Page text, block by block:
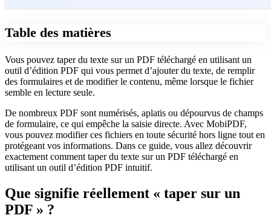
Table des matières
Vous pouvez taper du texte sur un PDF téléchargé en utilisant un
outil d’édition PDF qui vous permet d’ajouter du texte, de remplir
des formulaires et de modifier le contenu, même lorsque le fichier
semble en lecture seule.
De nombreux PDF sont numérisés, aplatis ou dépourvus de champs
de formulaire, ce qui empêche la saisie directe. Avec MobiPDF,
vous pouvez modifier ces fichiers en toute sécurité hors ligne tout en
protégeant vos informations. Dans ce guide, vous allez découvrir
exactement comment taper du texte sur un PDF téléchargé en
utilisant un outil d’édition PDF intuitif.
Que signifie réellement « taper sur un
PDF » ?